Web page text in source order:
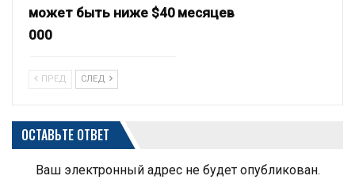
может быть ниже $40
000
месяцев
ПРЕД СЛЕД
ОСТАВЬТЕ ОТВЕТ
Ваш электронный адрес не будет опубликован.